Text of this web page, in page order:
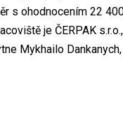
s ohodnocením 22
je ČERPAK
Mykhailo